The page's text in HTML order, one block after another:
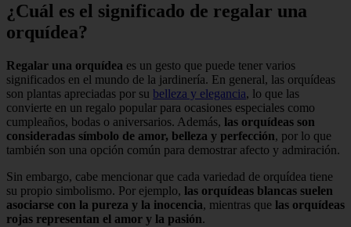
¿Cuál es el significado de regalar una
orquídea?
Regalar una orquídea es un gesto que puede tener varios
significados en el mundo de la jardinería. En general, las orquídeas
son plantas apreciadas por su belleza y elegancia, lo que las
convierte en un regalo popular para ocasiones especiales como
cumpleaños, bodas o aniversarios. Además, las orquídeas son
consideradas símbolo de amor, belleza y perfección, por lo que
también son una opción común para demostrar afecto y admiración.
Sin embargo, cabe mencionar que cada variedad de orquídea tiene
su propio simbolismo. Por ejemplo, las orquídeas blancas suelen
asociarse con la pureza y la inocencia, mientras que las orquídeas
rojas representan el amor y la pasión.